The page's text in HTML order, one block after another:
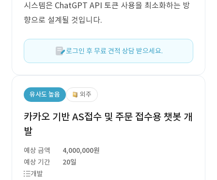
시스템은 ChatGPT API 토큰 사용을 최소화하는 방
향으로 설계될 것입니다.
로그인 후 무료 견적 상담 받으세요.
유사도 높음 외주
카카오 기반 AS접수 및 주문 접수용 챗봇 개
발
예상 금액
4,000,000원
예상 기간
20일
개발